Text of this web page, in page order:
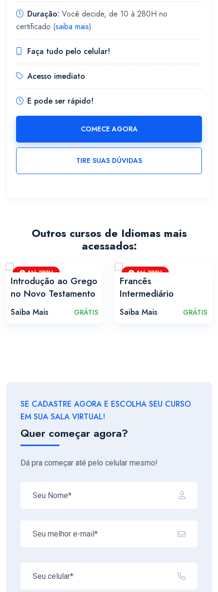
Duração: Você decide, de 10 à 280H no
certificado (saiba mais)
Faça tudo pelo celular!
Acesso imediato
E pode ser rápido!
COMECE AGORA
TIRE SUAS DÚVIDAS
Outros cursos de Idiomas mais
acessados:
Até 280H
Introdução ao Grego
no Novo Testamento
Saiba Mais GRÁTIS
Até 280H
Francês
Intermediário
Saiba Mais GRÁTIS
SE CADASTRE AGORA E ESCOLHA SEU CURSO
EM SUA SALA VIRTUAL!
Quer começar agora?
Dá pra começar até pelo celular mesmo!